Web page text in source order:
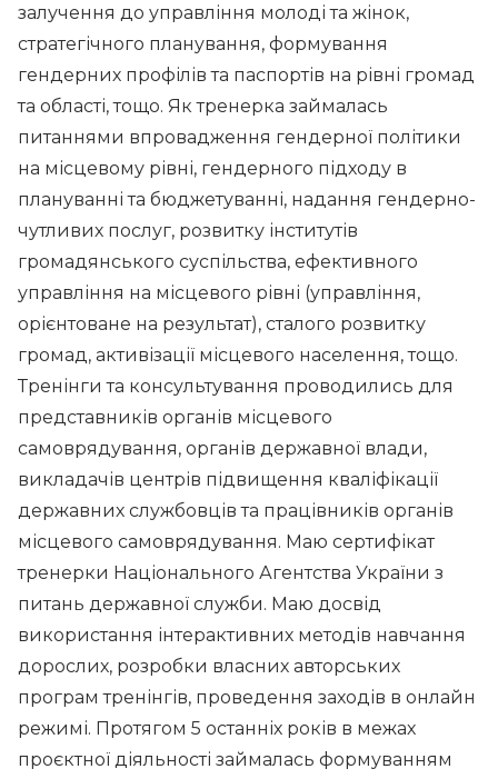
залучення до управління молоді та жінок,
стратегічного планування, формування
гендерних профілів та паспортів на рівні громад
та області, тощо. Як тренерка займалась
питаннями впровадження гендерної політики
на місцевому рівні, гендерного підходу в
плануванні та бюджетуванні, надання гендерно-
чутливих послуг, розвитку інститутів
громадянського суспільства, ефективного
управління на місцевого рівні (управління,
орієнтоване на результат), сталого розвитку
громад, активізації місцевого населення, тощо.
Тренінги та консультування проводились для
представників органів місцевого
самоврядування, органів державної влади,
викладачів центрів підвищення кваліфікації
державних службовців та працівників органів
місцевого самоврядування. Маю сертифікат
тренерки Національного Агентства України з
питань державної служби. Маю досвід
використання інтерактивних методів навчання
дорослих, розробки власних авторських
програм тренінгів, проведення заходів в онлайн
режимі. Протягом 5 останніх років в межах
проєктної діяльності займалась формуванням